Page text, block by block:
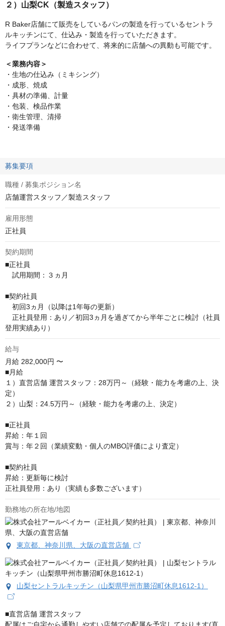
２）山梨CK（製造スタッフ）
R Baker店舗にて販売をしているパンの製造を行っているセントラ
ルキッチンにて、仕込み・製造を行っていただきます。
ライフプランなどに合わせて、将来的に店舗への異動も可能です。
＜業務内容＞
・生地の仕込み（ミキシング）
・成形、焼成
・具材の準備、計量
・包装、検品作業
・衛生管理、清掃
・発送準備
募集要項
職種 / 募集ポジション名
店舗運営スタッフ／製造スタッフ
雇用形態
正社員
契約期間
■正社員
試用期間：３ヵ月
■契約社員
初回3ヵ月（以降は1年毎の更新）
正社員登用：あり／初回3ヵ月を過ぎてから半年ごとに検討（社員
登用実績あり）
給与
月給 282,000円 〜
■月給
１）直営店舗 運営スタッフ：28万円～（経験・能力を考慮の上、決
定）
２）山梨：24.5万円～（経験・能力を考慮の上、決定）
■正社員
昇給：年１回
賞与：年２回（業績変動・個人のMBO評価により査定）
■契約社員
昇給：更新毎に検討
正社員登用：あり（実績も多数ございます）
勤務地の所在地/地図
東京都、神奈川県、大阪の直営店舗
山梨セントラルキッチン（山梨県甲州市勝沼町休息1612-1）
■直営店舗 運営スタッフ